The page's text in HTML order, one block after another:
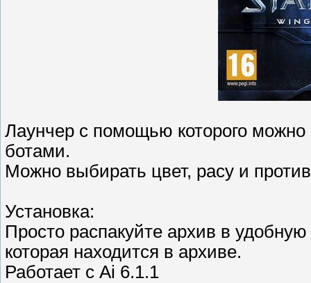
Лаунчер с помощью которого
ботами.
Можно выбирать цвет, расу и
Установка:
Просто распакуйте архив в
которая находится в архиве.
Работает с Ai 6.1.1